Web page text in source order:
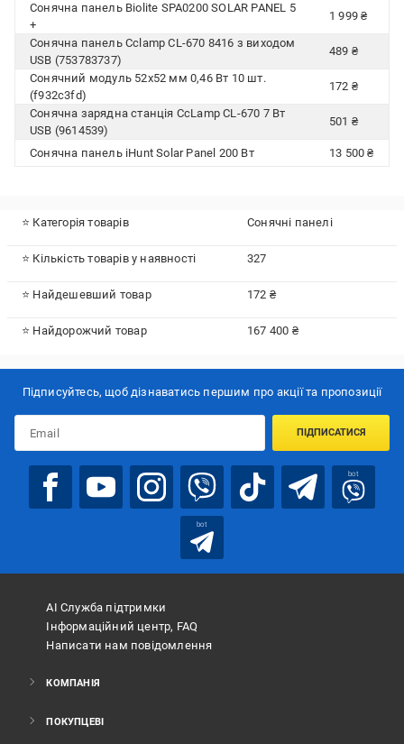
Сонячна панель Biolite SPA0200 SOLAR PANEL 5
+
1 999 ₴
Сонячна панель Cclamp CL-670 8416 з виходом
USB (753783737)
489 ₴
Сонячний модуль 52х52 мм 0,46 Вт 10 шт.
(f932c3fd)
172 ₴
Сонячна зарядна станція CcLamp CL-670 7 Вт
USB (9614539)
501 ₴
Сонячна панель iHunt Solar Panel 200 Вт 13 500 ₴
⭐ Категорія товарів Сонячні панелі
⭐ Кількість товарів у наявності 327
⭐ Найдешевший товар 172 ₴
⭐ Найдорожчий товар 167 400 ₴
Підписуйтесь, щоб дізнаватись першим про акції та пропозиції
ПІДПИСАТИСЯ
bot
bot
АІ Служба підтримки
Інформаційний центр, FAQ
Написати нам повідомлення
КОМПАНІЯ
ПОКУПЦЕВІ